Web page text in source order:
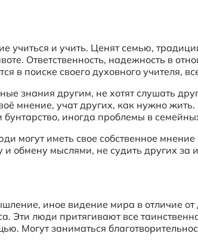
учиться и учить. Ценят семью,
Ответственность, надежность в
в поиске своего духовного учителя,
знания другим, не хотят слушать
мнение, учат других, как нужно
иногда проблемы в
могут иметь свое собственное
обмену мыслями, не судить других за
иное видение мира в отличие
Эти люди притягивают все
Могут заниматься